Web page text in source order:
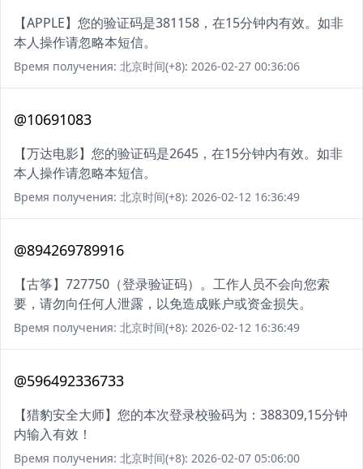
【APPLE】您的验证码是381158，在15分钟内有效。如非
本人操作请忽略本短信。
Время получения: 北京时间(+8): 2026-02-27 00:36:06
@10691083
【万达电影】您的验证码是2645，在15分钟内有效。如非
本人操作请忽略本短信。
Время получения: 北京时间(+8): 2026-02-12 16:36:49
@894269789916
【古筝】727750（登录验证码）。工作人员不会向您索
要，请勿向任何人泄露，以免造成账户或资金损失。
Время получения: 北京时间(+8): 2026-02-12 16:36:49
@596492336733
【猎豹安全大师】您的本次登录校验码为：388309,15分钟
内输入有效！
Время получения: 北京时间(+8): 2026-02-07 05:06:00